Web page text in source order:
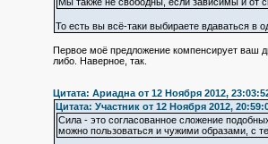
То есть вы всё-таки выбираете вдаваться в
Первое моё предложение компенсирует ваш
либо. Наверное, так.
Цитата: Ариадна от 12 Ноября 2012,
Цитата: Участник от 12 Ноября 2012,
Сила - это согласованное сложение
можно пользоваться и чужими образами, с